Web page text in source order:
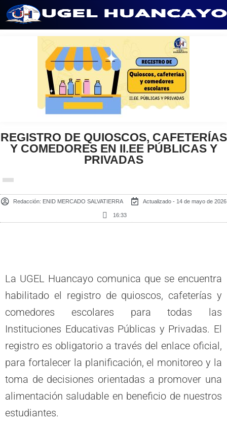
REGISTRO DE QUIOSCOS, CAFETERÍAS
Y COMEDORES EN II.EE PÚBLICAS Y
PRIVADAS
Redacción: ENID MERCADO SALVATIERRA Actualizado - 14 de mayo de 2026
16:33
La UGEL Huancayo comunica que se encuentra
habilitado el registro de quioscos, cafeterías y
comedores escolares para todas las
Instituciones Educativas Públicas y Privadas. El
registro es obligatorio a través del enlace oficial,
para fortalecer la planificación, el monitoreo y la
toma de decisiones orientadas a promover una
alimentación saludable en beneficio de nuestros
estudiantes.